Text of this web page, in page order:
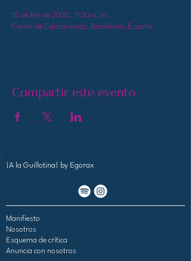
15 de feb de 2020, 11:30 a. m.
Carrer de Campoamor, Barcelona, España
Compartir este evento
¡A la Guillotina! by Egorax
Manifiesto
Nosotros
Esquema de crítica
Anuncia con nosotros